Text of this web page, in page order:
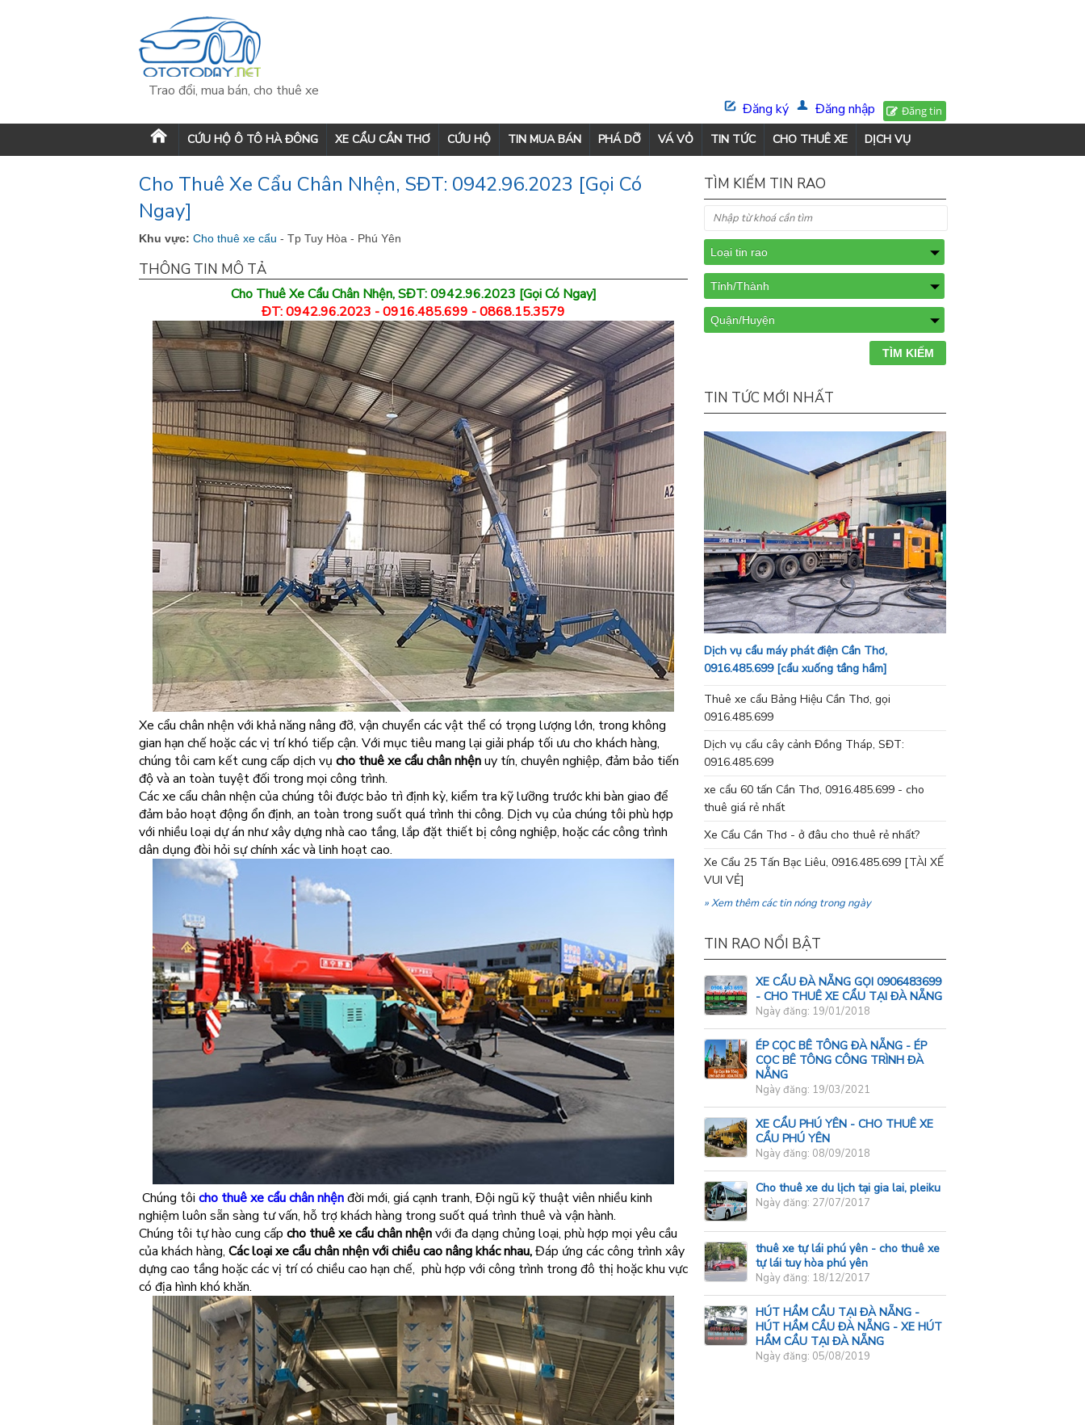
Trao đổi, mua bán, cho thuê xe
Đăng tin
Đăng nhập
Đăng ký
CỨU HỘ Ô TÔ HÀ ĐÔNG XE CẨU CẦN THƠ CỨU HỘ TIN MUA BÁN PHÁ DỠ VÁ VỎ TIN TỨC CHO THUÊ XE DỊCH VỤ
Cho Thuê Xe Cẩu Chân Nhện, SĐT: 0942.96.2023 [Gọi Có
Ngay]
Khu vực: Cho thuê xe cẩu - Tp Tuy Hòa - Phú Yên
THÔNG TIN MÔ TẢ
Cho Thuê Xe Cẩu Chân Nhện, SĐT: 0942.96.2023 [Gọi Có Ngay]
ĐT: 0942.96.2023 - 0916.485.699 - 0868.15.3579
Xe cẩu chân nhện với khả năng nâng đỡ, vận chuyển các vật thể có trọng lượng lớn, trong không
gian hạn chế hoặc các vị trí khó tiếp cận. Với mục tiêu mang lại giải pháp tối ưu cho khách hàng,
chúng tôi cam kết cung cấp dịch vụ cho thuê xe cẩu chân nhệnuy tín, chuyên nghiệp, đảm bảo tiến
độ và an toàn tuyệt đối trong mọi công trình.
Các xe cẩu chân nhện của chúng tôi được bảo trì định kỳ, kiểm tra kỹ lưỡng trước khi bàn giao để
đảm bảo hoạt động ổn định, an toàn trong suốt quá trình thi công. Dịch vụ của chúng tôi phù hợp
với nhiều loại dự án như xây dựng nhà cao tầng, lắp đặt thiết bị công nghiệp, hoặc các công trình
dân dụng đòi hỏi sự chính xác và linh hoạt cao.
Chúng tôi cho thuê xe cẩu chân nhệnđời mới, giá cạnh tranh, Đội ngũ kỹ thuật viên nhiều kinh
nghiệm luôn sẵn sàng tư vấn, hỗ trợ khách hàng trong suốt quá trình thuê và vận hành.
Chúng tôi tự hào cung cấp cho thuê xe cẩu chân nhệnvới đa dạng chủng loại, phù hợp mọi yêu cầu
của khách hàng, Các loại xe cẩu chân nhện với chiều cao nâng khác nhau,Đáp ứng các công trình xây
dựng cao tầng hoặc các vị trí có chiều cao hạn chế, phù hợp với công trình trong đô thị hoặc khu vực
có địa hình khó khăn.
TÌM KIẾM TIN RAO
TIN TỨC MỚI NHẤT
Dịch vụ cẩu máy phát điện Cần Thơ,
0916.485.699 [cẩu xuống tầng hầm]
Thuê xe cẩu Bảng Hiệu Cần Thơ, gọi
0916.485.699
Dịch vụ cẩu cây cảnh Đồng Tháp, SĐT:
0916.485.699
xe cẩu 60 tấn Cần Thơ, 0916.485.699 - cho
thuê giá rẻ nhất
Xe Cẩu Cần Thơ - ở đâu cho thuê rẻ nhất?
Xe Cẩu 25 Tấn Bạc Liêu, 0916.485.699 [TÀI XẾ
VUI VẺ]
» Xem thêm các tin nóng trong ngày
TIN RAO NỔI BẬT
XE CẨU ĐÀ NẴNG GỌI 0906483699
- CHO THUÊ XE CẨU TẠI ĐÀ NẴNG
Ngày đăng: 19/01/2018
ÉP CỌC BÊ TÔNG ĐÀ NẴNG - ÉP
CỌC BÊ TÔNG CÔNG TRÌNH ĐÀ
NẴNG
Ngày đăng: 19/03/2021
XE CẨU PHÚ YÊN - CHO THUÊ XE
CẨU PHÚ YÊN
Ngày đăng: 08/09/2018
Cho thuê xe du lịch tại gia lai, pleiku
Ngày đăng: 27/07/2017
thuê xe tự lái phú yên - cho thuê xe
tự lái tuy hòa phú yên
Ngày đăng: 18/12/2017
HÚT HẦM CẦU TẠI ĐÀ NẴNG -
HÚT HẦM CẦU ĐÀ NẴNG - XE HÚT
HẦM CẦU TẠI ĐÀ NẴNG
Ngày đăng: 05/08/2019